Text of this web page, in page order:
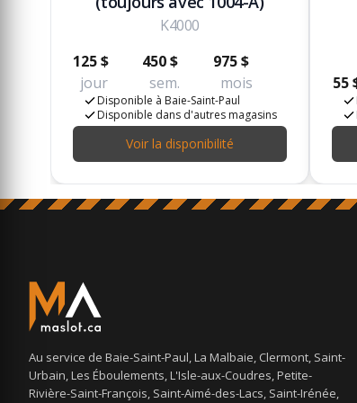
K4000
125 $
jour
450 $
sem.
975 $
mois
Disponible à Baie-Saint-Paul
Disponible dans d'autres magasins
Voir la disponibilité
55
Au service de Baie-Saint-Paul, La Malbaie, Clermont, Saint-
Urbain, Les Éboulements, L'Isle-aux-Coudres, Petite-
Rivière-Saint-François, Saint-Aimé-des-Lacs, Saint-Irénée,